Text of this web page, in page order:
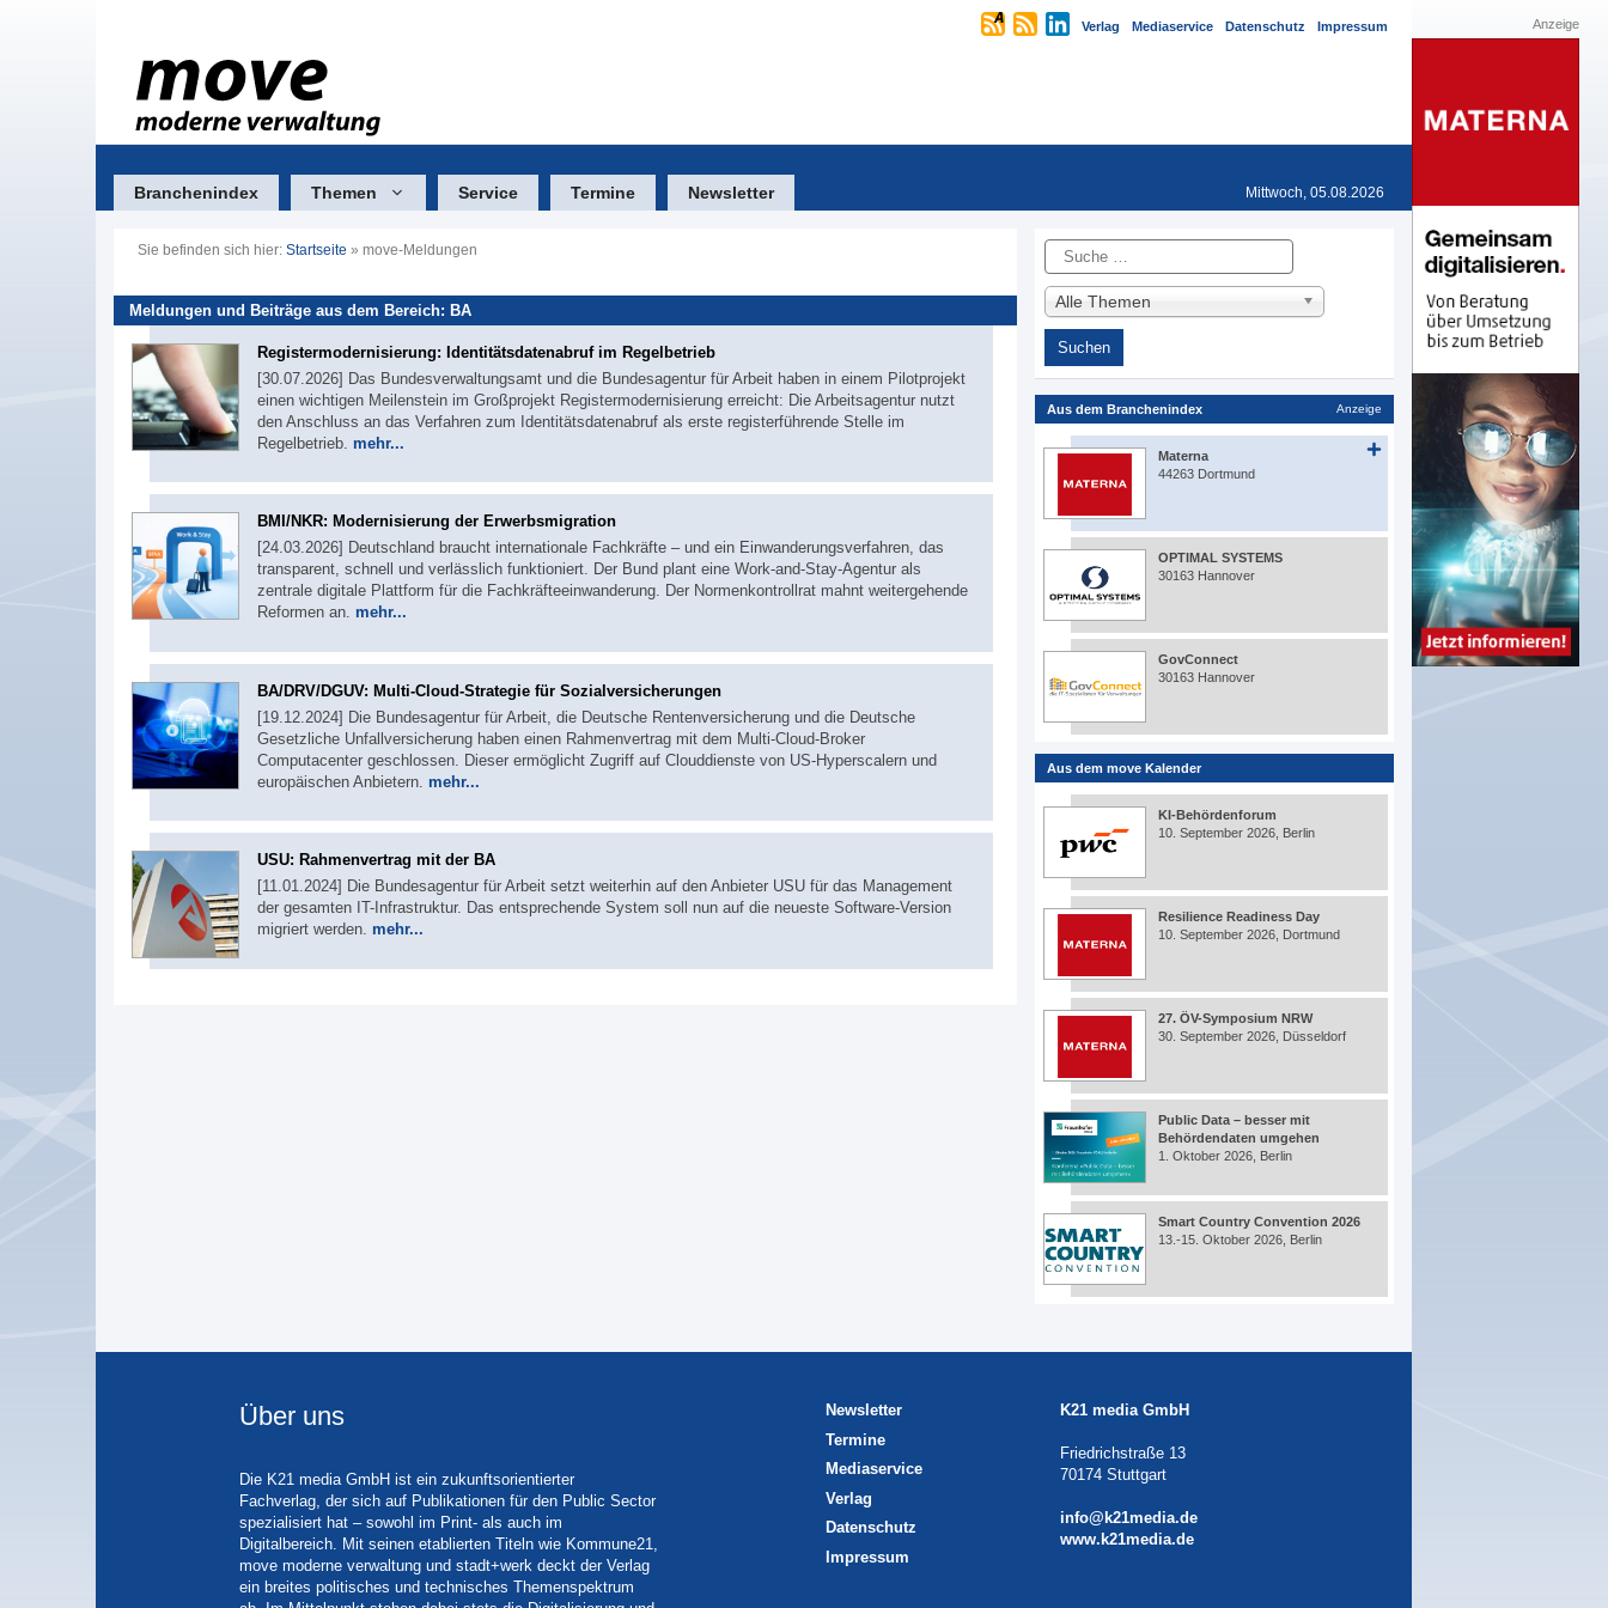
Verlag Mediaservice Datenschutz Impressum
Branchenindex Themen Service Termine Newsletter Mittwoch, 05.08.2026
Sie befinden sich hier: Startseite » move-Meldungen
Meldungen und Beiträge aus dem Bereich: BA
Registermodernisierung: Identitätsdatenabruf im Regelbetrieb
[30.07.2026] Das Bundesverwaltungsamt und die Bundesagentur für Arbeit haben in einem Pilotprojekt
einen wichtigen Meilenstein im Großprojekt Registermodernisierung erreicht: Die Arbeitsagentur nutzt
den Anschluss an das Verfahren zum Identitätsdatenabruf als erste registerführende Stelle im
Regelbetrieb. mehr...
BMI/NKR: Modernisierung der Erwerbsmigration
[24.03.2026] Deutschland braucht internationale Fachkräfte – und ein Einwanderungsverfahren, das
transparent, schnell und verlässlich funktioniert. Der Bund plant eine Work-and-Stay-Agentur als
zentrale digitale Plattform für die Fachkräfteeinwanderung. Der Normenkontrollrat mahnt weitergehende
Reformen an. mehr...
BA/DRV/DGUV: Multi-Cloud-Strategie für Sozialversicherungen
[19.12.2024] Die Bundesagentur für Arbeit, die Deutsche Rentenversicherung und die Deutsche
Gesetzliche Unfallversicherung haben einen Rahmenvertrag mit dem Multi-Cloud-Broker
Computacenter geschlossen. Dieser ermöglicht Zugriff auf Clouddienste von US-Hyperscalern und
europäischen Anbietern. mehr...
USU: Rahmenvertrag mit der BA
[11.01.2024] Die Bundesagentur für Arbeit setzt weiterhin auf den Anbieter USU für das Management
der gesamten IT-Infrastruktur. Das entsprechende System soll nun auf die neueste Software-Version
migriert werden. mehr...
Suche
Alle Themen
Aus dem Branchenindex Anzeige
Materna
44263 Dortmund
OPTIMAL SYSTEMS
30163 Hannover
GovConnect
30163 Hannover
Aus dem move Kalender
KI-Behördenforum
10. September 2026, Berlin
Resilience Readiness Day
10. September 2026, Dortmund
27. ÖV-Symposium NRW
30. September 2026, Düsseldorf
Public Data – besser mit
Behördendaten umgehen
1. Oktober 2026, Berlin
Smart Country Convention 2026
13.-15. Oktober 2026, Berlin
Anzeige
Über uns
Die K21 media GmbH ist ein zukunftsorientierter
Fachverlag, der sich auf Publikationen für den Public Sector
spezialisiert hat – sowohl im Print- als auch im
Digitalbereich. Mit seinen etablierten Titeln wie Kommune21,
move moderne verwaltung und stadt+werk deckt der Verlag
ein breites politisches und technisches Themenspektrum
Newsletter
Termine
Mediaservice
Verlag
Datenschutz
Impressum
K21 media GmbH
Friedrichstraße 13
70174 Stuttgart
info@k21media.de
www.k21media.de